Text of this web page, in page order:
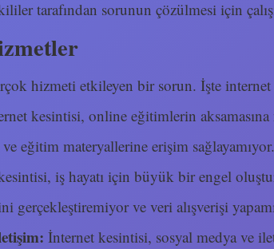
tarafından sorunun çözülmesi için
hizmeti etkileyen bir sorun. İşte
kesintisi, online eğitimlerin
ve eğitim materyallerine erişim sağlayamıyor.
iş hayatı için büyük bir engel
gerçekleştiremiyor ve veri alışverişi
İnternet kesintisi, sosyal medya ve